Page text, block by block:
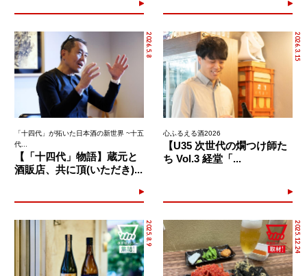
2026.5.8
「十四代」が拓いた日本酒の新世界 ~十五
代...
【「十四代」物語】蔵元と
酒販店、共に頂(いただき)...
2026.3.15
心ふるえる酒2026
【U35 次世代の燗つけ師た
ち Vol.3 経堂「...
2025.8.9 2025.12.24